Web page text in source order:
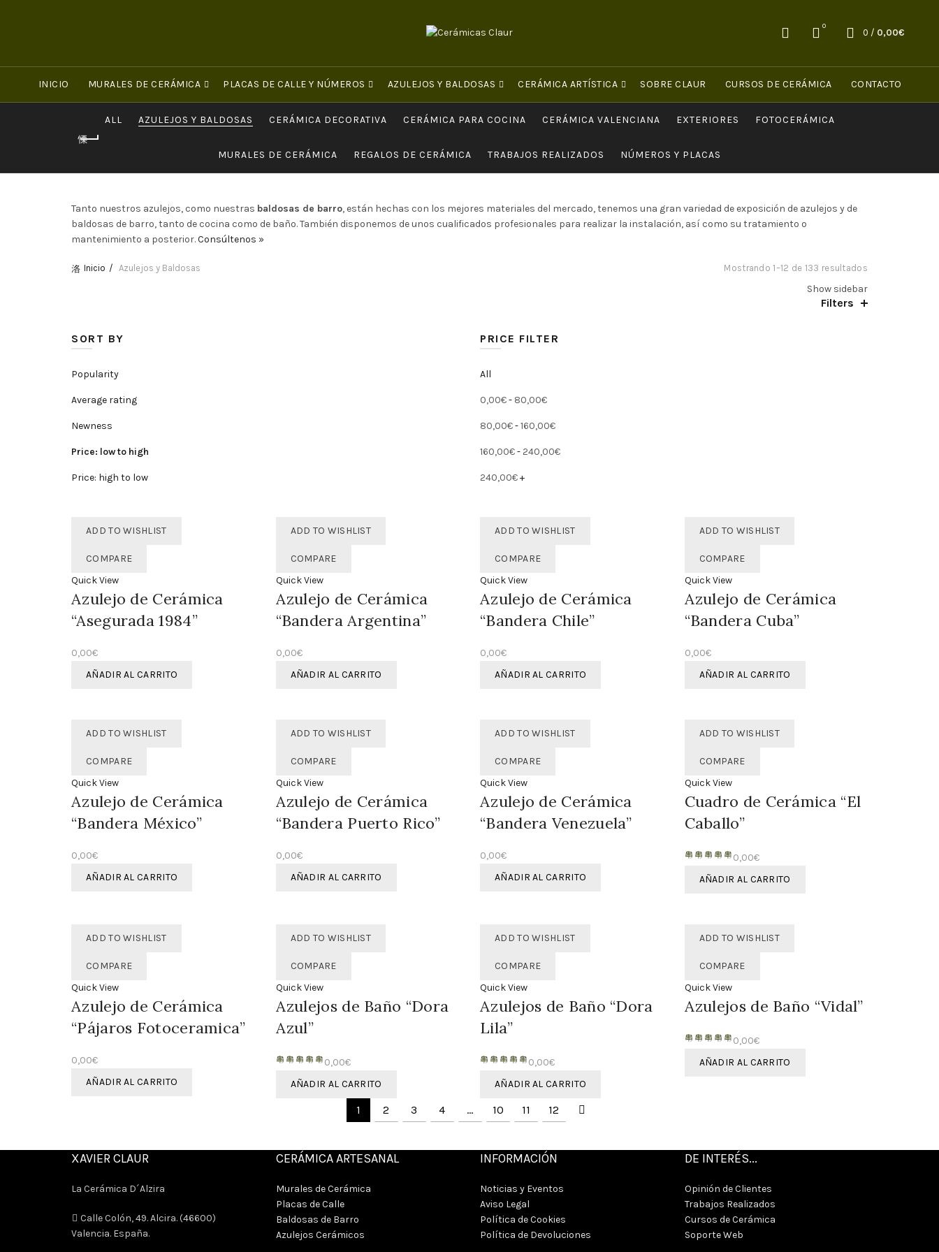
0
0 / 0,00€
INICIO MURALES DE CERÁMICA PLACAS DE CALLE Y NÚMEROS AZULEJOS Y BALDOSAS CERÁMICA ARTÍSTICA SOBRE CLAUR CURSOS DE CERÁMICA CONTACTO
ALL AZULEJOS Y BALDOSAS CERÁMICA DECORATIVA CERÁMICA PARA COCINA CERÁMICA VALENCIANA EXTERIORES FOTOCERÁMICA
MURALES DE CERÁMICA REGALOS DE CERÁMICA TRABAJOS REALIZADOS NÚMEROS Y PLACAS
Tanto nuestros azulejos, como nuestras baldosas de barro, están hechas con los mejores materiales del mercado, tenemos una gran variedad de exposición de azulejos y de
baldosas de barro, tanto de cocina como de baño. También disponemos de unos cualificados profesionales para realizar la instalación, así como su tratamiento o
mantenimiento a posterior.Consúltenos »
Inicio Azulejos y Baldosas Mostrando 1–12 de 133 resultados
Show sidebar
Filters
SORT BY
Popularity
Average rating
Newness
Price: low to high
Price: high to low
PRICE FILTER
All
0,00€- 80,00€
80,00€-160,00€
160,00€-240,00€
240,00€+
ADD TO WISHLIST
COMPARE
Quick View
Azulejo de Cerámica
“Asegurada 1984”
0,00€
AÑADIR AL CARRITO
ADD TO WISHLIST
COMPARE
Quick View
Azulejo de Cerámica
“Bandera Argentina”
0,00€
AÑADIR AL CARRITO
ADD TO WISHLIST
COMPARE
Quick View
Azulejo de Cerámica
“Bandera Chile”
0,00€
AÑADIR AL CARRITO
ADD TO WISHLIST
COMPARE
Quick View
Azulejo de Cerámica
“Bandera Cuba”
0,00€
AÑADIR AL CARRITO
ADD TO WISHLIST
COMPARE
Quick View
Azulejo de Cerámica
“Bandera México”
0,00€
AÑADIR AL CARRITO
ADD TO WISHLIST
COMPARE
Quick View
Azulejo de Cerámica
“Bandera Puerto Rico”
0,00€
AÑADIR AL CARRITO
ADD TO WISHLIST
COMPARE
Quick View
Azulejo de Cerámica
“Bandera Venezuela”
0,00€
AÑADIR AL CARRITO
ADD TO WISHLIST
COMPARE
Quick View
Cuadro de Cerámica “El
Caballo”
0,00€
AÑADIR AL CARRITO
ADD TO WISHLIST
COMPARE
Quick View
Azulejo de Cerámica
“Pájaros Fotoceramica”
0,00€
AÑADIR AL CARRITO
ADD TO WISHLIST
COMPARE
Quick View
Azulejos de Baño “Dora
Azul”
0,00€
AÑADIR AL CARRITO
ADD TO WISHLIST
COMPARE
Quick View
Azulejos de Baño “Dora
Lila”
0,00€
AÑADIR AL CARRITO
ADD TO WISHLIST
COMPARE
Quick View
Azulejos de Baño “Vidal”
0,00€
AÑADIR AL CARRITO
1 2 3 4 … 10 11 12
XAVIER CLAUR
La Cerámica D´Alzira
Calle Colón, 49. Alcira. (46600)
Valencia. España.
CERÁMICA ARTESANAL
Murales de Cerámica
Placas de Calle
Baldosas de Barro
Azulejos Cerámicos
INFORMACIÓN
Noticias y Eventos
Aviso Legal
Política de Cookies
Política de Devoluciones
DE INTERÉS...
Opinión de Clientes
Trabajos Realizados
Cursos de Cerámica
Soporte Web